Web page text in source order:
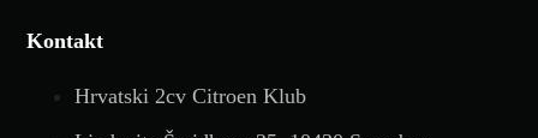
Kontakt
Hrvatski 2cv Citroen Klub